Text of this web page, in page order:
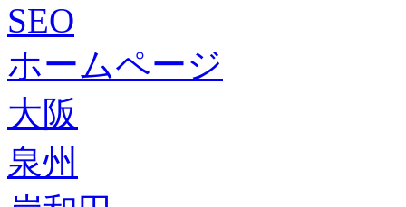
SEO
ホームページ
大阪
泉州